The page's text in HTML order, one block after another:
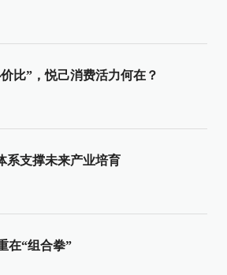
比”，悦己消费活力何在？
系支撑未来产业培育
在“组合拳”